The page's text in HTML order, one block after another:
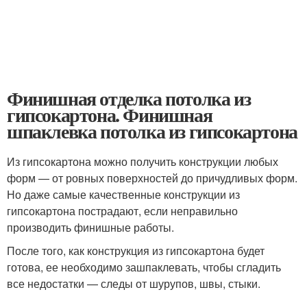
Финишная отделка потолка из
гипсокартона. Финишная
шпаклевка потолка из гипсокартона
Из гипсокартона можно получить конструкции любых
форм — от ровных поверхностей до причудливых форм.
Но даже самые качественные конструкции из
гипсокартона пострадают, если неправильно
производить финишные работы.
После того, как конструкция из гипсокартона будет
готова, ее необходимо зашпаклевать, чтобы сгладить
все недостатки — следы от шурупов, швы, стыки.